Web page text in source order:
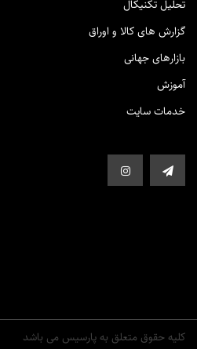
تحلیل تکنیکال
گزارش های کالا و اوراق
بازارهای جهانی
آموزش
خدمات سایت
کلیه حقوق متعلق به پارسیس می باشد